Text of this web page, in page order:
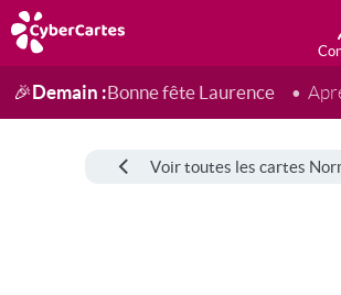
Anniversaire
Fête du jour
Amour
Amitié
Merci
Toutes les cartes
🎉Demain :Bonne fête Laurence
Voir toutes les cartes